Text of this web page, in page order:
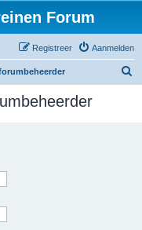
Forum
Aanmelden
Registreer